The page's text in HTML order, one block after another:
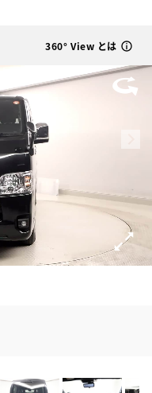
360° View とは